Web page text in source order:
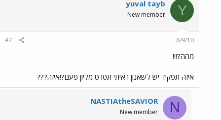
Y
yuval tayb
New member
8/9/10
#7
מהה?!!!
איזה תפקיד יש לשאנון ראיתי תסרט מליון פעם?!איזה???
N
NASTIAtheSAVIOR
New member